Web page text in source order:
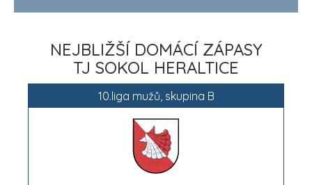
NEJBLIŽŠÍ DOMÁCÍ ZÁPASY
TJ SOKOL HERALTICE
10.liga mužů, skupina B